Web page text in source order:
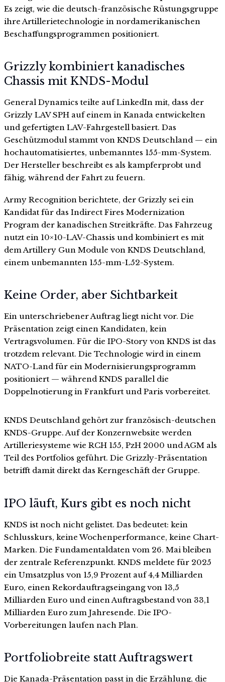
Es zeigt, wie die deutsch-französische Rüstungsgruppe
ihre Artillerietechnologie in nordamerikanischen
Beschaffungsprogrammen positioniert.
Grizzly kombiniert kanadisches
Chassis mit KNDS-Modul
General Dynamics teilte auf LinkedIn mit, dass der
Grizzly LAV SPH auf einem in Kanada entwickelten
und gefertigten LAV-Fahrgestell basiert. Das
Geschützmodul stammt von KNDS Deutschland — ein
hochautomatisiertes, unbemanntes 155-mm-System.
Der Hersteller beschreibt es als kampferprobt und
fähig, während der Fahrt zu feuern.
Army Recognition berichtete, der Grizzly sei ein
Kandidat für das Indirect Fires Modernization
Program der kanadischen Streitkräfte. Das Fahrzeug
nutzt ein 10×10-LAV-Chassis und kombiniert es mit
dem Artillery Gun Module von KNDS Deutschland,
einem unbemannten 155-mm-L52-System.
Keine Order, aber Sichtbarkeit
Ein unterschriebener Auftrag liegt nicht vor. Die
Präsentation zeigt einen Kandidaten, kein
Vertragsvolumen. Für die IPO-Story von KNDS ist das
trotzdem relevant. Die Technologie wird in einem
NATO-Land für ein Modernisierungsprogramm
positioniert — während KNDS parallel die
Doppelnotierung in Frankfurt und Paris vorbereitet.
KNDS Deutschland gehört zur französisch-deutschen
KNDS-Gruppe. Auf der Konzernwebsite werden
Artilleriesysteme wie RCH 155, PzH 2000 und AGM als
Teil des Portfolios geführt. Die Grizzly-Präsentation
betrifft damit direkt das Kerngeschäft der Gruppe.
IPO läuft, Kurs gibt es noch nicht
KNDS ist noch nicht gelistet. Das bedeutet: kein
Schlusskurs, keine Wochenperformance, keine Chart-
Marken. Die Fundamentaldaten vom 26. Mai bleiben
der zentrale Referenzpunkt. KNDS meldete für 2025
ein Umsatzplus von 15,9 Prozent auf 4,4 Milliarden
Euro, einen Rekordauftragseingang von 13,5
Milliarden Euro und einen Auftragsbestand von 33,1
Milliarden Euro zum Jahresende. Die IPO-
Vorbereitungen laufen nach Plan.
Portfoliobreite statt Auftragswert
Die Kanada-Präsentation passt in die Erzählung, die